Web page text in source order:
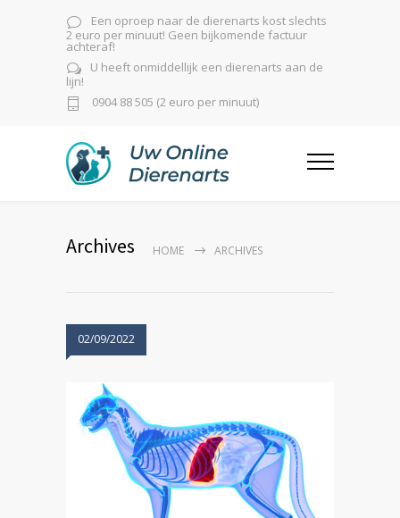
Een oproep naar de dierenarts kost slechts
2 euro per minuut! Geen bijkomende factuur
achteraf!
U heeft onmiddellijk een dierenarts aan de
lijn!
0904 88 505 (2 euro per minuut)
Archives HOME ARCHIVES
02/09/2022